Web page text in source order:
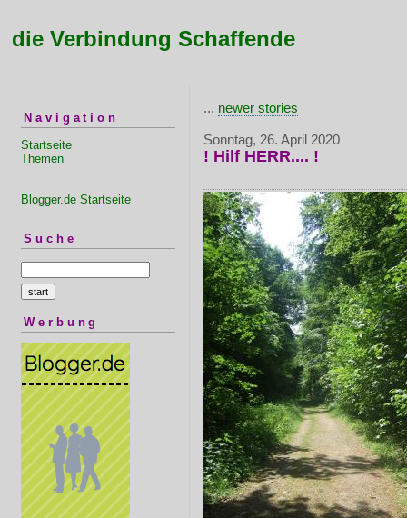
die Verbindung Schaffende
Navigation
Startseite
Themen
Blogger.de Startseite
Suche
Werbung
... newer stories
Sonntag, 26. April 2020
! Hilf HERR.... !